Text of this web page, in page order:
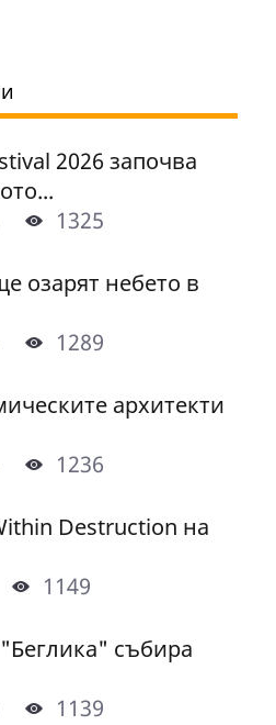
2026 започва
1325
озарят небето в
1289
архитекти
1236
Destruction на
1149
събира
1139